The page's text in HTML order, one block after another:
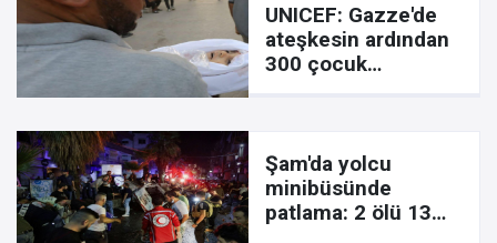
UNICEF: Gazze'de
ateşkesin ardından
300 çocuk
Şam'da yolcu
minibüsünde
patlama: 2 ölü 13